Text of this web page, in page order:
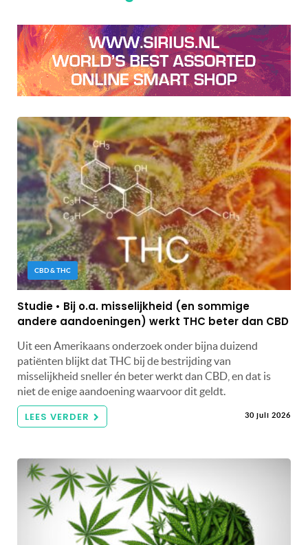
CBD & THC
Studie • Bij o.a. misselijkheid (en sommige
andere aandoeningen) werkt THC beter dan CBD
Uit een Amerikaans onderzoek onder bijna duizend
patiënten blijkt dat THC bij de bestrijding van
misselijkheid sneller én beter werkt dan CBD, en dat is
niet de enige aandoening waarvoor dit geldt.
LEES VERDER 30 juli 2026